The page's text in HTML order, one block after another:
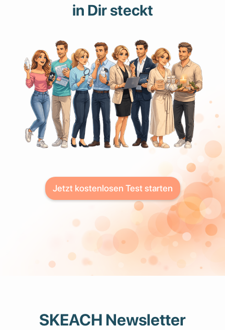
in Dir steckt
Jetzt kostenlosen Test starten
SKEACH Newsletter